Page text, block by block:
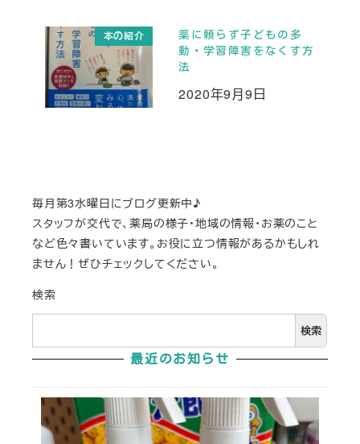
本の紹介
薬に頼らず子どもの多
動・学習障害をなくす方
法
投稿日
2020年9月9日
毎月第3水曜日にブログ更新中♪
スタッフが交代で、薬局の様子・地域の情報・お薬のこと
など色々書いています。お役に立つ情報があるかもしれ
ません！ぜひチェックしてください。
検索
検索
最近のお知らせ